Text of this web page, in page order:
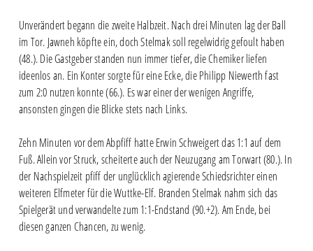
Unverändert begann die zweite Halbzeit. Nach drei Minuten lag der Ball
im Tor. Jawneh köpfte ein, doch Stelmak soll regelwidrig gefoult haben
(48.). Die Gastgeber standen nun immer tiefer, die Chemiker liefen
ideenlos an. Ein Konter sorgte für eine Ecke, die Philipp Niewerth fast
zum 2:0 nutzen konnte (66.). Es war einer der wenigen Angriffe,
ansonsten gingen die Blicke stets nach Links.
Zehn Minuten vor dem Abpfiff hatte Erwin Schweigert das 1:1 auf dem
Fuß. Allein vor Struck, scheiterte auch der Neuzugang am Torwart (80.). In
der Nachspielzeit pfiff der unglücklich agierende Schiedsrichter einen
weiteren Elfmeter für die Wuttke-Elf. Branden Stelmak nahm sich das
Spielgerät und verwandelte zum 1:1-Endstand (90.+2). Am Ende, bei
diesen ganzen Chancen, zu wenig.